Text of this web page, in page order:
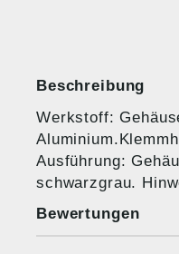
Beschreibung
Werkstoff:
Ausführung:
schwarzgrau.
Bewertungen